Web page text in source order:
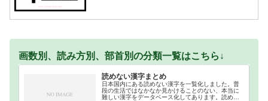
画数別、読み方別、部首別の分類一覧はこちら↓
読めない漢字まとめ
日本国内にある読めない漢字を一覧化しました。普
段の生活ではなかなか見かけることのない、本当に
難しい漢字をデータベース化してあります。読めな